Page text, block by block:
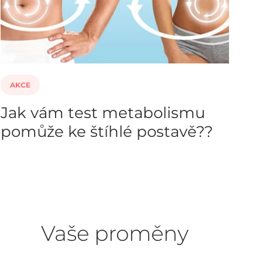
AKCE
Jak vám test metabolismu
pomůže ke štíhlé postavě??
Vaše proměny